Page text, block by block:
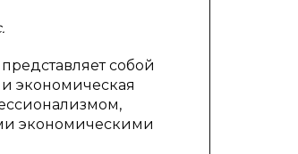
собой
экономическая
экономическими